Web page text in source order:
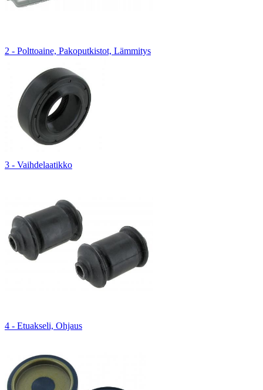
2 - Polttoaine, Pakoputkistot, Lämmitys
3 - Vaihdelaatikko
4 - Etuakseli, Ohjaus